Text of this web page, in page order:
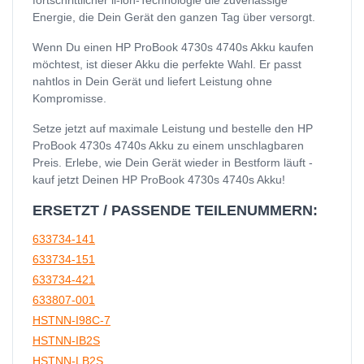
Energie, die Dein Gerät den ganzen Tag über versorgt.
Wenn Du einen HP ProBook 4730s 4740s Akku kaufen
möchtest, ist dieser Akku die perfekte Wahl. Er passt
nahtlos in Dein Gerät und liefert Leistung ohne
Kompromisse.
Setze jetzt auf maximale Leistung und bestelle den HP
ProBook 4730s 4740s Akku zu einem unschlagbaren
Preis. Erlebe, wie Dein Gerät wieder in Bestform läuft -
kauf jetzt Deinen HP ProBook 4730s 4740s Akku!
ERSETZT / PASSENDE TEILENUMMERN:
633734-141
633734-151
633734-421
633807-001
HSTNN-I98C-7
HSTNN-IB2S
HSTNN-LB2S